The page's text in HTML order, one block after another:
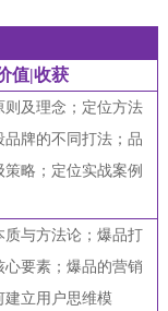
值|收获
则及理念；定位方法
牌的不同打法；品
略；定位实战案例
质与方法论；爆品打
要素；爆品的营销
建立用户思维模